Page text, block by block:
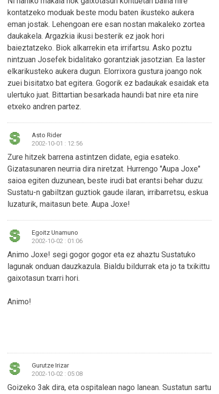
kontatzeko moduak beste modu baten ikusteko aukera
eman jostak. Lehengoan ere esan nostan makaleko zortea
daukakela. Argazkia ikusi besterik ez jaok hori
baieztatzeko. Biok alkarrekin eta irrifartsu. Asko poztu
nintzuan Josefek bidalitako gorantziak jasotzian. Ea laster
elkarikusteko aukera dugun. Elorrixora gustura joango nok
zuei bisitatxo bat egitera. Gogorik ez badaukak esaidak eta
ulertuko juat. Bittartian besarkada haundi bat nire eta nire
etxeko andren partez.
Asto Rider
2002-10-01 : 12:56
Zure hitzek barrena astintzen didate, egia esateko.
Gizatasunaren neurria dira niretzat. Hurrengo "Aupa Joxe"
saioa egiten duzunean, beste irudi bat erantsi behar duzu:
Sustatu-n gabiltzan guztiok gaude ilaran, irribarretsu, eskua
luzaturik, maitasun bete. Aupa Joxe!
Egoitz Unamuno
2002-10-02 : 01:06
Animo Joxe! segi gogor gogor eta ez ahaztu Sustatuko
lagunak onduan dauzkazula. Bialdu bildurrak eta jo ta txikittu
gaixotasun txarri hori.
Animo!
Gurutze Irizar
2002-10-02 : 05:08
Goizeko 3ak dira, eta ospitalean nago lanean. Sustatun sartu